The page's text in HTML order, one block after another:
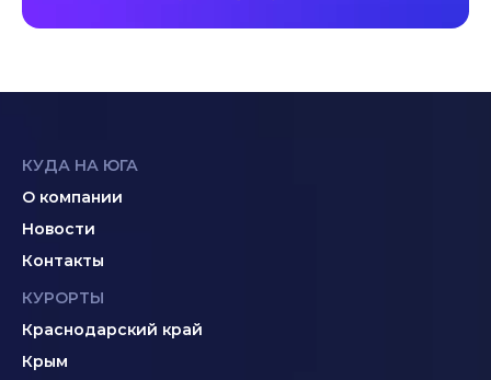
КУДА НА ЮГА
О компании
Новости
Контакты
КУРОРТЫ
Краснодарский край
Крым